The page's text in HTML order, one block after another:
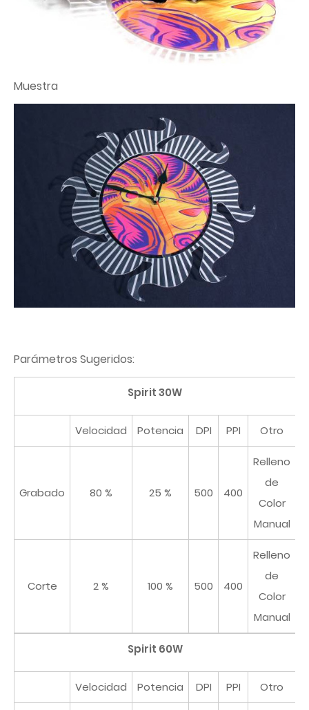
Muestra
Parámetros Sugeridos:
Spirit 30W
Velocidad Potencia DPI PPI Otro
Grabado 80 % 25 % 500 400
Relleno
de
Color
Manual
Corte 2 % 100 % 500 400
Relleno
de
Color
Manual
Spirit 60W
Velocidad Potencia DPI PPI Otro